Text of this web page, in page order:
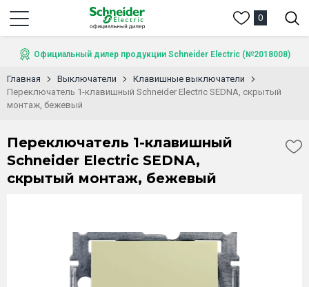
0
Официальный дилер продукции Schneider Electric (№2018008)
Главная Выключатели
Клавишные выключатели
Переключатель 1-клавишный Schneider Electric SEDNA, скрытый
монтаж, бежевый
Переключатель 1-клавишный
Schneider Electric SEDNA,
скрытый монтаж, бежевый